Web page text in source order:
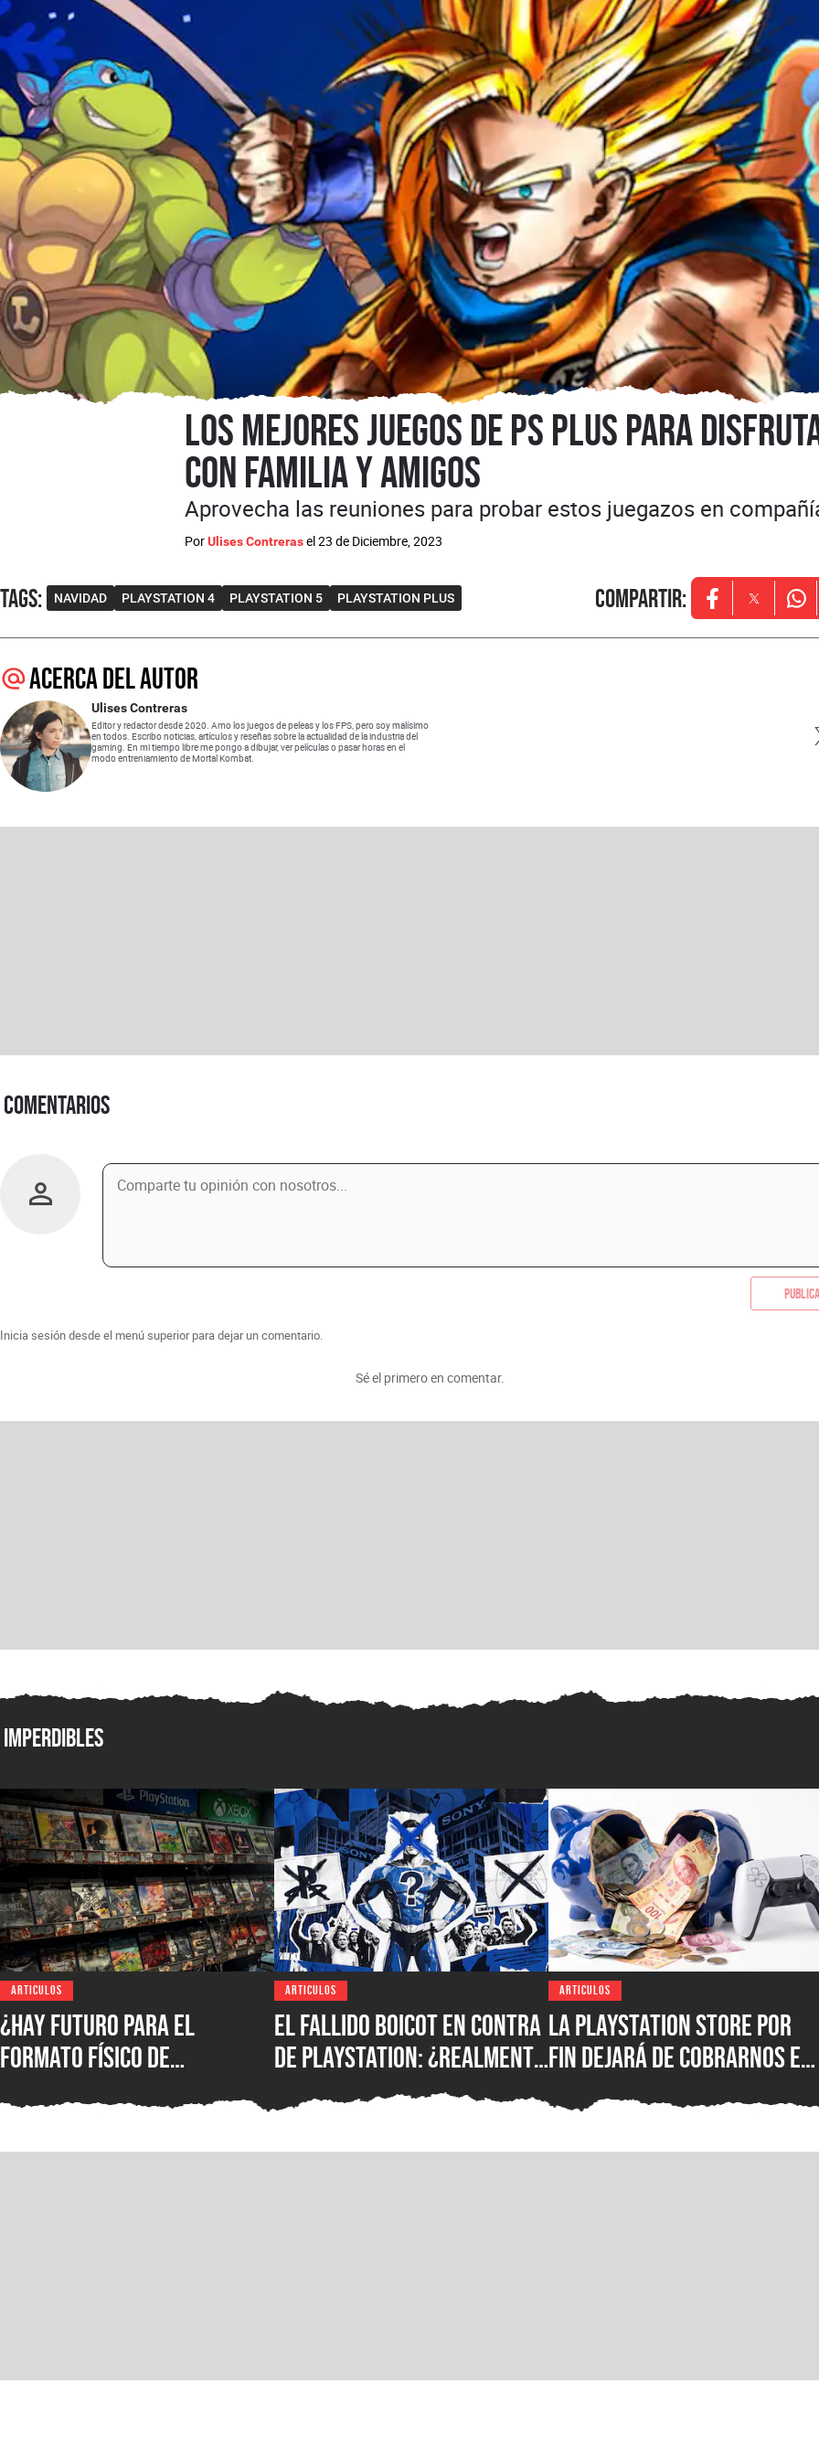
Los mejores juegos de PS Plus para
con familia y amigos
PorUlises Contrerasel23 de Diciembre, 2023
Aprovecha las reuniones para probar estos juegazos en
Tags: NAVIDAD PLAYSTATION 4 PLAYSTATION 5 PLAYSTATION PLUS Compartir: Opens in new
Opens in
Acerca del autor
Ulises Contreras
Editor y redactor desde 2020. Amo los juegos de peleas y los FPS, pero soy malísimo
en todos. Escribo noticias, artículos y reseñas sobre la actualidad de la industria del
gaming. En mi tiempo libre me pongo a dibujar, ver películas o pasar horas en el
modo entreniamiento de Mortal Kombat.
Comentarios
Inicia sesión desde el menú superior para dejar un comentario.
Sé el primero en comentar.
Imperdibles
ARTICULOS
¿Hay futuro para el
formato físico de
Castillo, analista de
ARTICULOS
El fallido boicot en contra
de PlayStation: ¿realmente
quién podrá salvar el
formato físico?
ARTICULOS
La PlayStation Store por
fin dejará de cobrarnos en
siendo igual de abusiva